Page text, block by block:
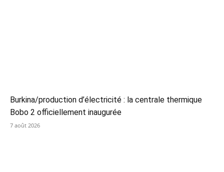
Burkina/production d’électricité : la centrale thermique
Bobo 2 officiellement inaugurée
7 août 2026